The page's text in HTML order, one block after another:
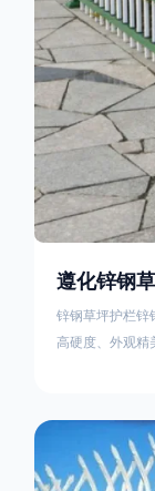
遵化锌钢
锌钢草坪护栏锌
高硬度、外观精
的使用方法主要
护栏产品的表
栏产品的伤害值